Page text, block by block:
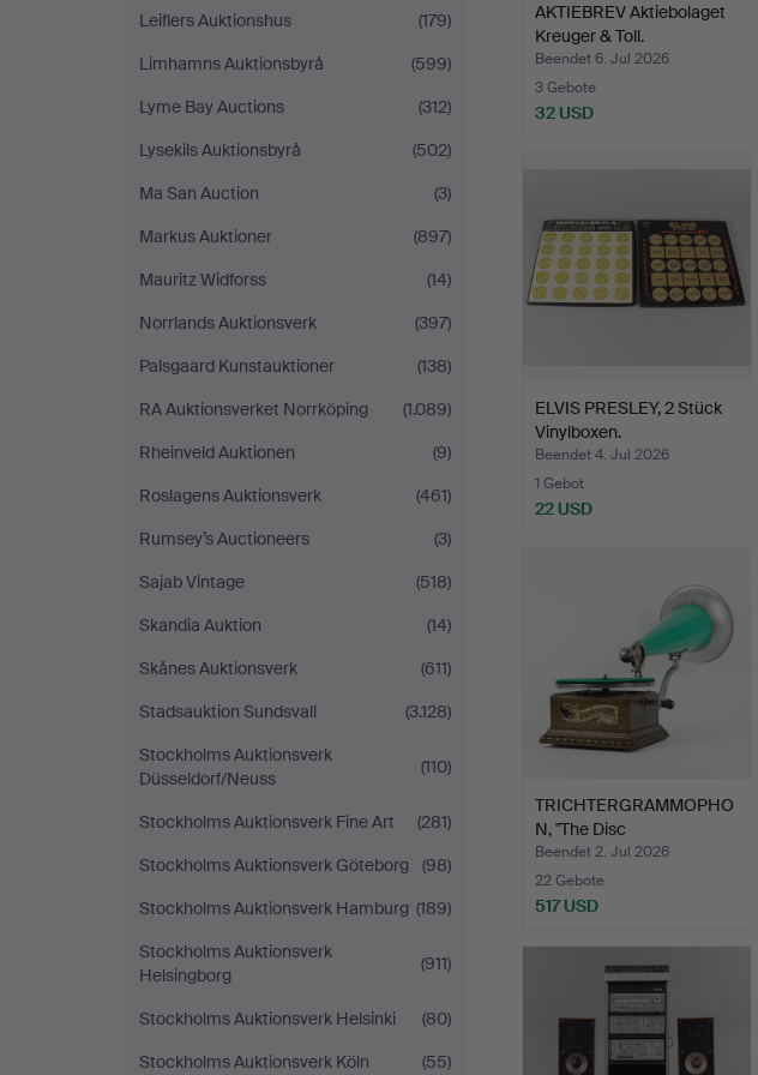
Leiflers Auktionshus
(179)
Limhamns Auktionsbyrå
(599)
Lyme Bay Auctions
(312)
Lysekils Auktionsbyrå
(502)
Ma San Auction
(3)
Markus Auktioner
(897)
Mauritz Widforss
(14)
Norrlands Auktionsverk
(397)
Palsgaard Kunstauktioner
(138)
RA Auktionsverket Norrköping
(1.089)
Rheinveld Auktionen
(9)
Roslagens Auktionsverk
(461)
Rumsey’s Auctioneers
(3)
Sajab Vintage
(518)
Skandia Auktion
(14)
Skånes Auktionsverk
(611)
Stadsauktion Sundsvall
(3.128)
Stockholms Auktionsverk
Düsseldorf/Neuss
(110)
Stockholms Auktionsverk Fine Art
(281)
Stockholms Auktionsverk Göteborg
(98)
Stockholms Auktionsverk Hamburg (189)
Stockholms Auktionsverk
Helsingborg
(911)
Stockholms Auktionsverk Helsinki
(80)
Stockholms Auktionsverk Köln
(55)
AKTIEBREV Aktiebolaget
Kreuger & Toll.
Beendet 6. Jul 2026
3 Gebote
32 USD
ELVIS PRESLEY, 2 Stück
Vinylboxen.
Beendet 4. Jul 2026
1 Gebot
22 USD
TRICHTERGRAMMOPHO
N, "The Disc
Graphophone"…
Beendet 2. Jul 2026
22 Gebote
517 USD